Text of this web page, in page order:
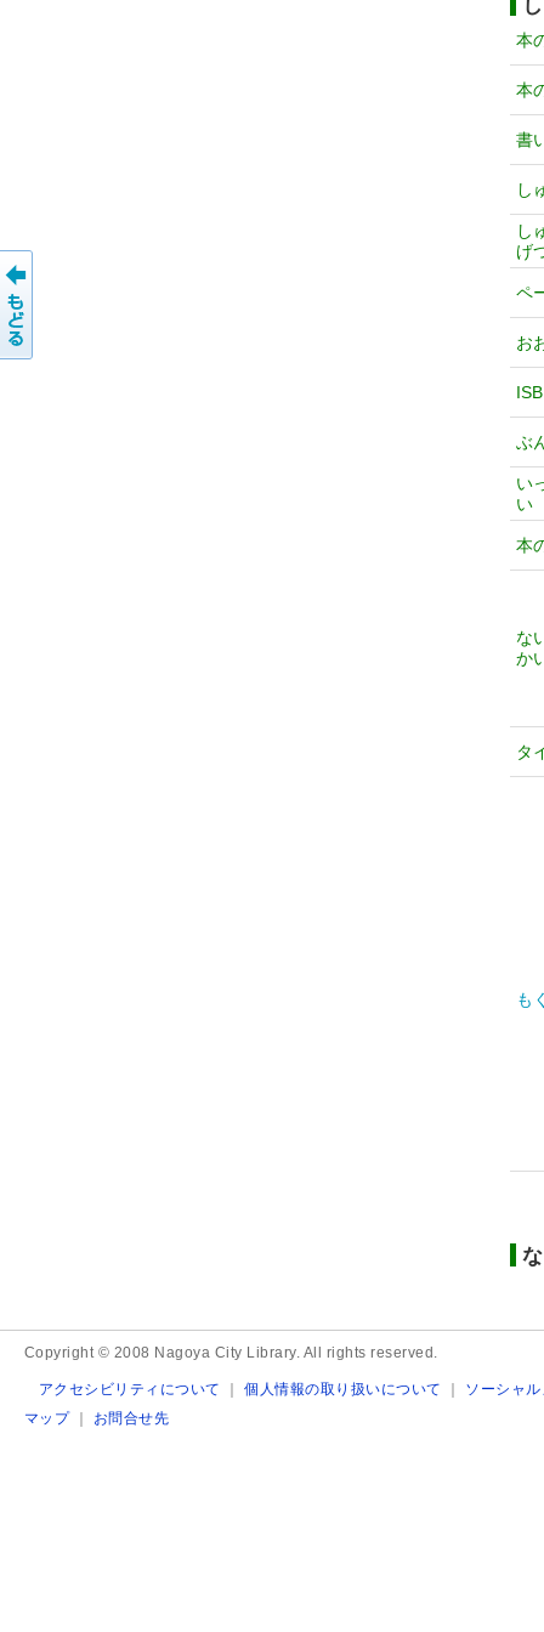
本
本
書
し
し
げ
ペ
お
ぶ
い
い
本
な
か
タ
も
Copyright © 2008 Nagoya City Library. All rights reserved.
アクセシビリティについて ｜個人情報の取り扱いについて ｜ ソーシャ
マップ｜ お問合せ先